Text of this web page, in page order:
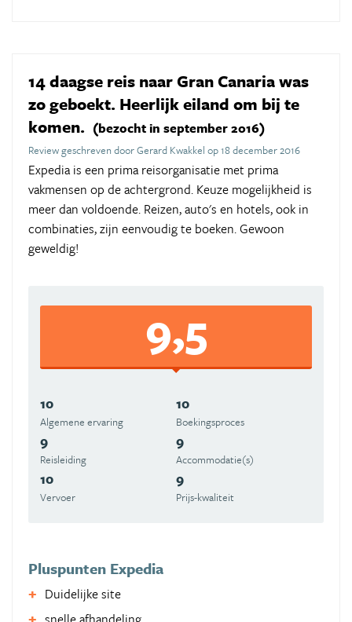
14 daagse reis naar Gran Canaria was
zo geboekt. Heerlijk eiland om bij te
komen. (bezocht in september 2016)
Review geschreven door Gerard Kwakkel op 18 december 2016
Expedia is een prima reisorganisatie met prima
vakmensen op de achtergrond. Keuze mogelijkheid is
meer dan voldoende. Reizen, auto's en hotels, ook in
combinaties, zijn eenvoudig te boeken. Gewoon
geweldig!
9,5
10
Algemene ervaring
10
Boekingsproces
9
Reisleiding
9
Accommodatie(s)
10
Vervoer
9
Prijs-kwaliteit
Pluspunten Expedia
Duidelijke site